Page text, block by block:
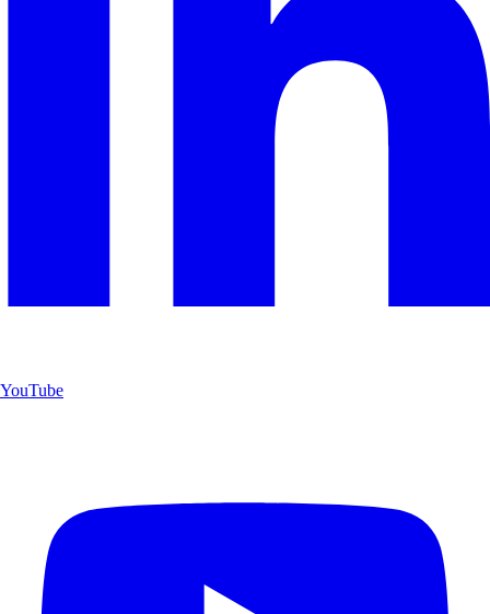
YouTube